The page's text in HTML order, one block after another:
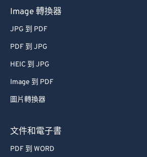
Image 轉換器
JPG 到 PDF
PDF 到 JPG
HEIC 到 JPG
Image 到 PDF
圖片轉換器
文件和電子書
PDF 到 WORD